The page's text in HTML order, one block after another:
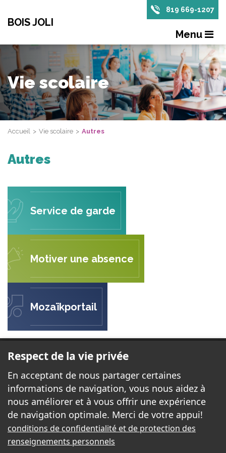
BOIS JOLI
819 669-1207
Menu
Vie scolaire
Accueil Vie scolaire Autres
Autres
Service de garde
Motiver une absence
Mozaïkportail
BOIS JOLI
1165, boulevard Saint-René Est
Gatineau (Québec)
J8R 1N1
Téléphone:819 669-1207
Télécopieur:819 669-1495
Respect de la vie privée
En acceptant de nous partager certaines
informations de navigation, vous nous aidez à
nous améliorer et à vous offrir une expérience
de navigation optimale. Merci de votre appui!
conditions de confidentialité et de protection des
renseignements personnels